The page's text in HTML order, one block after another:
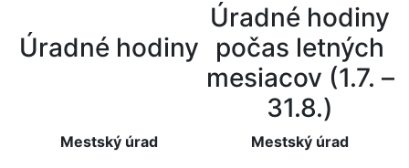
Úradné hodiny
Mestský úrad
Úradné hodiny
počas letných
mesiacov (1.7. –
31.8.)
Mestský úrad